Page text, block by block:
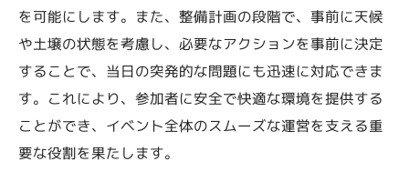
を可能にします。また、整備計画の段階で、事前に天候
や土壌の状態を考慮し、必要なアクションを事前に決定
することで、当日の突発的な問題にも迅速に対応できま
す。これにより、参加者に安全で快適な環境を提供する
ことができ、イベント全体のスムーズな運営を支える重
要な役割を果たします。